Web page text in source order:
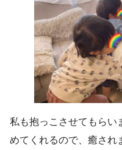
私も抱っこさせてもらい
めてくれるので、癒さ